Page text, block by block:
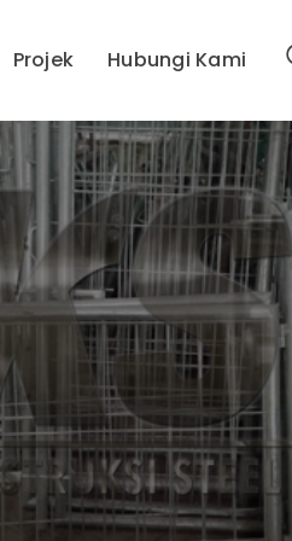
Projek Hubungi Kami